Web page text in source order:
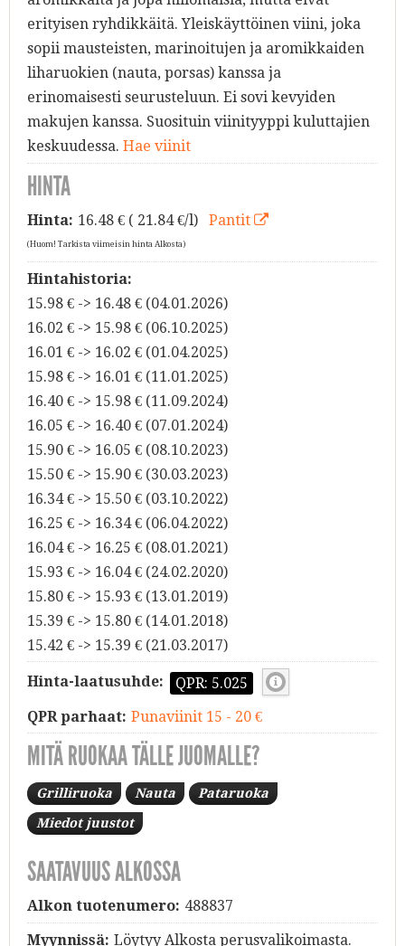
erityisen ryhdikkäitä. Yleiskäyttöinen viini, joka
sopii mausteisten, marinoitujen ja aromikkaiden
liharuokien (nauta, porsas) kanssa ja
erinomaisesti seurusteluun. Ei sovi kevyiden
makujen kanssa. Suosituin viinityyppi kuluttajien
keskuudessa. Hae viinit
HINTA
Hinta: 16.48€ ( 21.84 €/l) Pantit
(Huom! Tarkista viimeisin hinta Alkosta)
Hintahistoria:
15.98 € -> 16.48 € (04.01.2026)
16.02 € -> 15.98 € (06.10.2025)
16.01 € -> 16.02 € (01.04.2025)
15.98 € -> 16.01 € (11.01.2025)
16.40 € -> 15.98 € (11.09.2024)
16.05 € -> 16.40 € (07.01.2024)
15.90 € -> 16.05 € (08.10.2023)
15.50 € -> 15.90 € (30.03.2023)
16.34 € -> 15.50 € (03.10.2022)
16.25 € -> 16.34 € (06.04.2022)
16.04 € -> 16.25 € (08.01.2021)
15.93 € -> 16.04 € (24.02.2020)
15.80 € -> 15.93 € (13.01.2019)
15.39 € -> 15.80 € (14.01.2018)
15.42 € -> 15.39 € (21.03.2017)
Hinta-laatusuhde:
QPR: 5.025
QPR parhaat: Punaviinit 15 - 20 €
MITÄ RUOKAA TÄLLE JUOMALLE?
Grilliruoka Nauta Pataruoka
Miedot juustot
SAATAVUUS ALKOSSA
Alkon tuotenumero: 488837
Myynnissä: Löytyy Alkosta perusvalikoimasta.